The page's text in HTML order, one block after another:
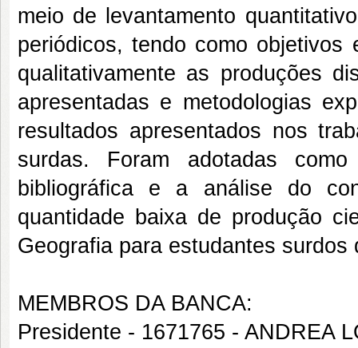
meio de levantamento
periódicos, tendo como objetivos
qualitativamente as produções
apresentadas e metodologias
resultados apresentados nos
surdas. Foram adotadas
bibliográfica e a análise do
quantidade baixa de produção
Geografia para estudantes
MEMBROS DA BANCA:
Presidente - 1671765 - ANDREA